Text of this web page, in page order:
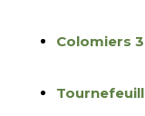
Colomiers